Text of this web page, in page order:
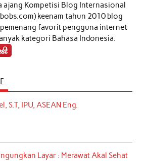
ajang Kompetisi Blog Internasional
keenam tahun 2010 blog
favorit pengguna internet
kategori Bahasa Indonesia.
S.T, IPU, ASEAN Eng.
Layar : Merawat Akal Sehat